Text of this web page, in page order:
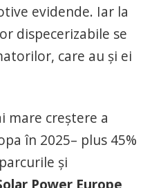
evidende. Iar la
dispecerizabile se
care au și ei
mare creștere a
în 2025– plus 45%
și